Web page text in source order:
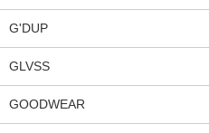
G'DUP
GLVSS
GOODWEAR